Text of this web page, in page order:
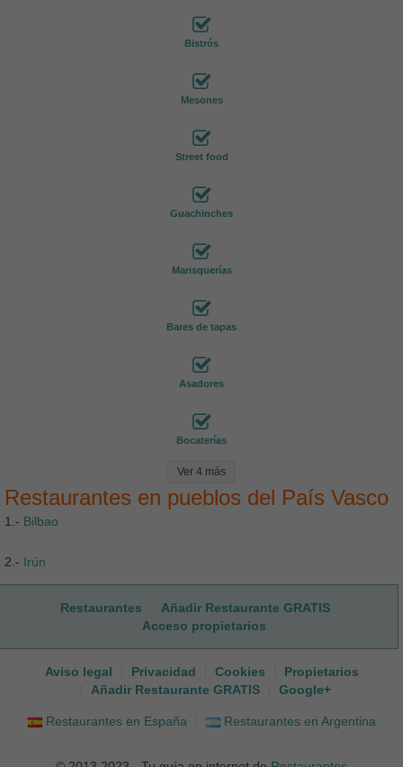
Bistrós
Mesones
Street food
Guachinches
Marisquerías
Bares de tapas
Asadores
Bocaterías
Ver 4 más
Restaurantes en pueblos del País Vasco
1.- Bilbao
2.- Irún
Restaurantes
Añadir Restaurante GRATIS
Acceso propietarios
Aviso legal Privacidad Cookies
Propietarios
Añadir Restaurante GRATIS
Google+
Restaurantes en España Restaurantes en Argentina